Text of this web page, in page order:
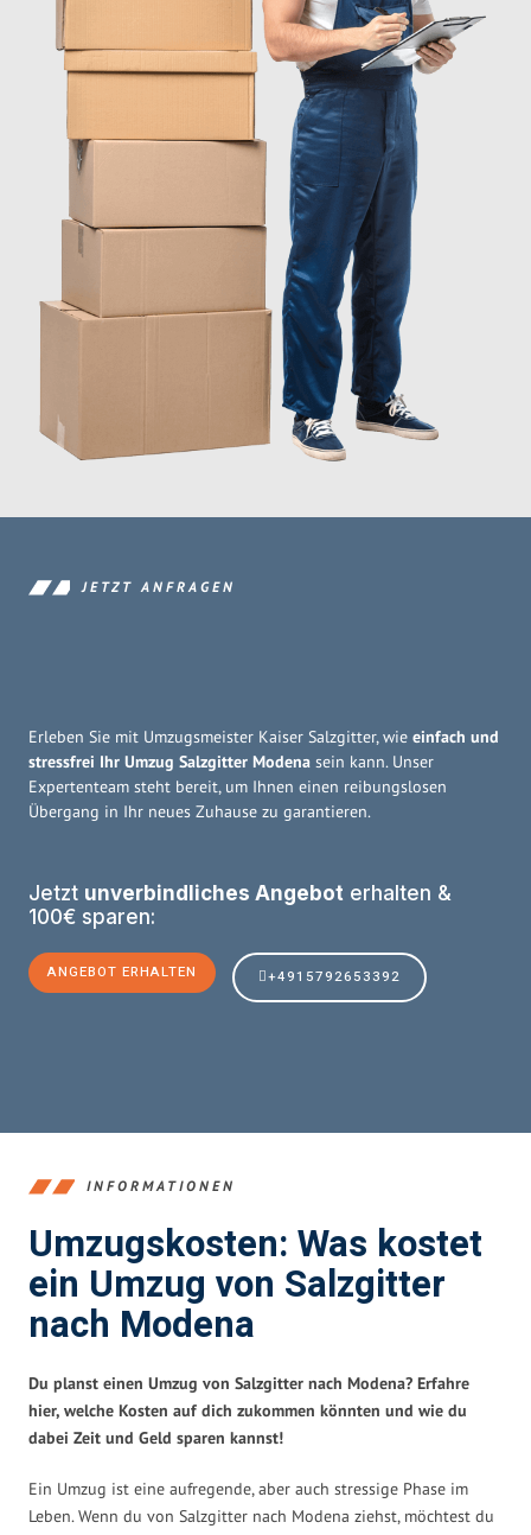
JETZT ANFRAGEN
Erleben Sie mit Umzugsmeister Kaiser Salzgitter, wie einfach und
stressfrei Ihr Umzug Salzgitter Modena sein kann. Unser
Expertenteam steht bereit, um Ihnen einen reibungslosen
Übergang in Ihr neues Zuhause zu garantieren.
Jetzt unverbindliches Angebot erhalten &
100€ sparen:
ANGEBOT ERHALTEN +4915792653392
INFORMATIONEN
Umzugskosten: Was kostet
ein Umzug von Salzgitter
nach Modena
Du planst einen Umzug von Salzgitter nach Modena? Erfahre
hier, welche Kosten auf dich zukommen könnten und wie du
dabei Zeit und Geld sparen kannst!
Ein Umzug ist eine aufregende, aber auch stressige Phase im
Leben. Wenn du von Salzgitter nach Modena ziehst, möchtest du